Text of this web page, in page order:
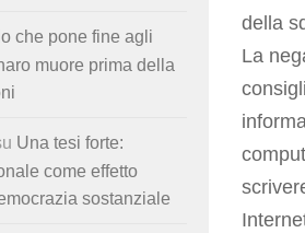
della
La
che pone fine agli
muore prima della
Una tesi forte:
come effetto
sostanziale